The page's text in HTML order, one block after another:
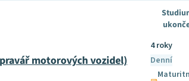
motorových vozidel)
4 roky
Denní